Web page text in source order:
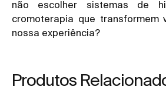
não escolher sistemas de
cromoterapia que transformem
nossa experiência?
Produtos